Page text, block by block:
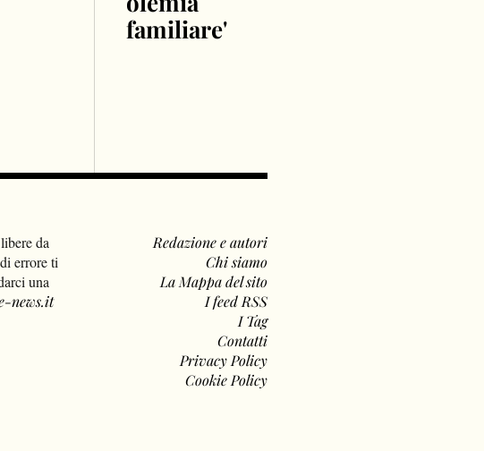
familiare'
da
errore ti
una
news.it
Redazione e autori
Chi siamo
La Mappa del sito
I feed RSS
I Tag
Contatti
Privacy Policy
Cookie Policy